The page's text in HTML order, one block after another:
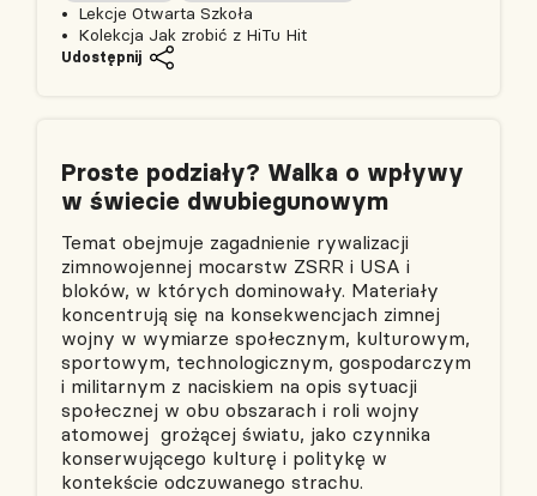
Lekcje Otwarta Szkoła
Kolekcja Jak zrobić z HiTu Hit
Udostępnij
Proste podziały? Walka o wpływy
w świecie dwubiegunowym
Temat obejmuje zagadnienie rywalizacji
zimnowojennej mocarstw ZSRR i USA i
bloków, w których dominowały. Materiały
koncentrują się na konsekwencjach zimnej
wojny w wymiarze społecznym, kulturowym,
sportowym, technologicznym, gospodarczym
i militarnym z naciskiem na opis sytuacji
społecznej w obu obszarach i roli wojny
atomowej grożącej światu, jako czynnika
konserwującego kulturę i politykę w
kontekście odczuwanego strachu.